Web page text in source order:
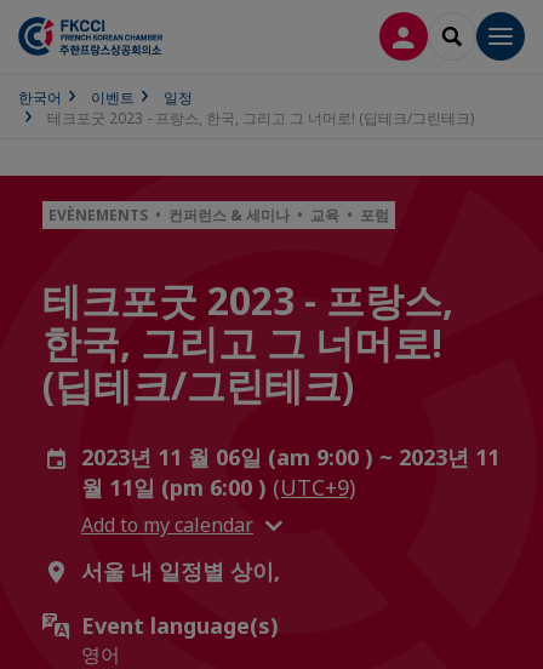
접속 SEARCH
한국어 이벤트
일정
테크포굿 2023 - 프랑스, 한국, 그리고 그 너머로! (딥테크/그린테크)
EVÈNEMENTS • 컨퍼런스 & 세미나 • 교육 • 포럼
테크포굿 2023 - 프랑스,
한국, 그리고 그 너머로!
(딥테크/그린테크)
2023년 11 월 06일 (am 9:00 ) ~ 2023년 11
월 11일 (pm 6:00 ) (UTC+9)
Add to my calendar
서울 내 일정별 상이,
Event language(s)
영어